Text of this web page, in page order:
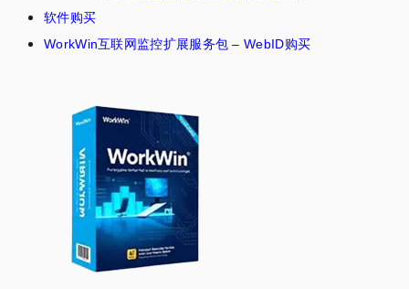
软件购买
WorkWin互联网监控扩展服务包 – WebID购买